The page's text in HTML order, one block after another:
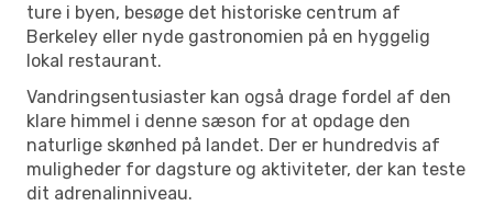
ture i byen, besøge det historiske centrum af
Berkeley eller nyde gastronomien på en hyggelig
lokal restaurant.
Vandringsentusiaster kan også drage fordel af den
klare himmel i denne sæson for at opdage den
naturlige skønhed på landet. Der er hundredvis af
muligheder for dagsture og aktiviteter, der kan teste
dit adrenalinniveau.